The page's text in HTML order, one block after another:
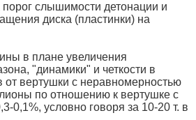
порог слышимости детонации и
диска (пластинки) на
в плане увеличения
"динамики" и четкости в
от вертушки с неравномерностью
по отношению к вертушке с
0,1%, условно говоря за 10-20 т. в